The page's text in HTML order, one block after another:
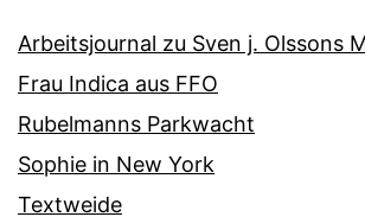
Arbeitsjournal zu Sven j. Olssons
Frau Indica aus FFO
Rubelmanns Parkwacht
Sophie in New York
Textweide